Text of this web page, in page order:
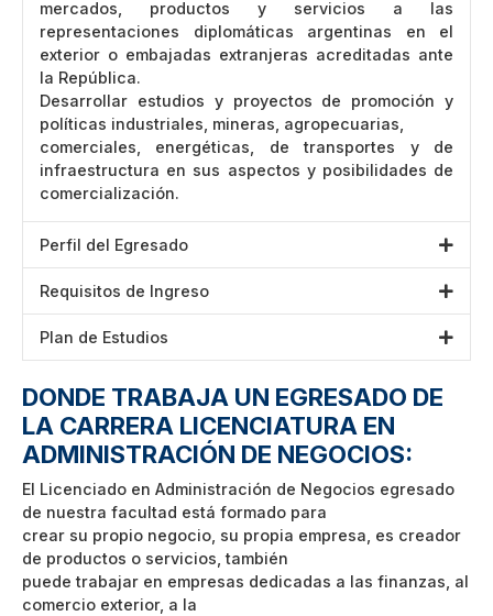
mercados, productos y servicios a las
representaciones diplomáticas argentinas en el
exterior o embajadas extranjeras acreditadas ante
la República.
Desarrollar estudios y proyectos de promoción y
políticas industriales, mineras, agropecuarias,
comerciales, energéticas, de transportes y de
infraestructura en sus aspectos y posibilidades de
comercialización.
Perfil del Egresado
Requisitos de Ingreso
Plan de Estudios
DONDE TRABAJA UN EGRESADO DE
LA CARRERA LICENCIATURA EN
ADMINISTRACIÓN DE NEGOCIOS:
El Licenciado en Administración de Negocios egresado
de nuestra facultad está formado para
crear su propio negocio, su propia empresa, es creador
de productos o servicios, también
puede trabajar en empresas dedicadas a las finanzas, al
comercio exterior, a la